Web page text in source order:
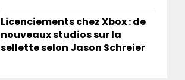
Licenciements chez Xbox : de
nouveaux studios sur la
sellette selon Jason Schreier